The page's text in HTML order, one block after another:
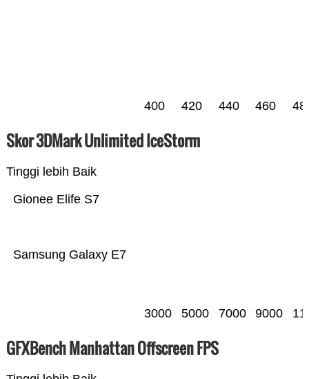
400 420 440 460
Skor 3DMark Unlimited IceStorm
Tinggi lebih Baik
Samsung Galaxy E7
Gionee Elife S7
3000 5000 7000 9000
GFXBench Manhattan Offscreen FPS